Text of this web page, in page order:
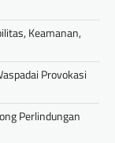
Keamanan,
Provokasi
Perlindungan